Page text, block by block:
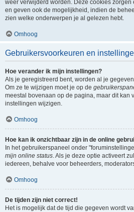
weer verwijderd worden. Deze cookies
en geven ook de mogelijkheid, indien de
zien welke onderwerpen je al gelezen hebt.
Omhoog
Gebruikersvoorkeuren en
Hoe verander ik mijn instellingen?
Als je geregistreerd bent, worden al je
Om ze te wijzigen moet je op de
meestal bovenaan op de pagina, maar dit kan
instellingen wijzigen.
Omhoog
Hoe kan ik onzichtbaar zijn in de online
In het gebruikerspaneel onder
mijn online status. Als je deze optie activeert
iedereen, behalve voor beheerders,
Omhoog
De tijden zijn niet correct!
Het is mogelijk dat de tijd die gegeven wordt